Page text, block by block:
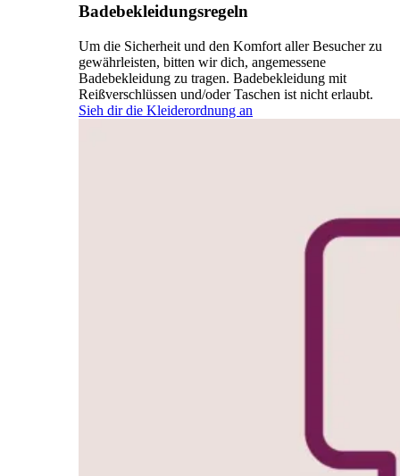
Badebekleidungsregeln
Um die Sicherheit und den Komfort aller Besucher zu
gewährleisten, bitten wir dich, angemessene
Badebekleidung zu tragen. Badebekleidung mit
Reißverschlüssen und/oder Taschen ist nicht erlaubt.
Sieh dir die Kleiderordnung an